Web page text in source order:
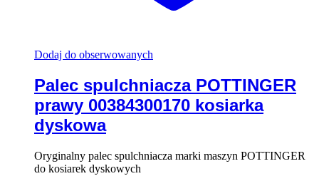
Dodaj do obserwowanych
Palec spulchniacza POTTINGER
prawy 00384300170 kosiarka
dyskowa
Oryginalny palec spulchniacza marki maszyn POTTINGER
do kosiarek dyskowych